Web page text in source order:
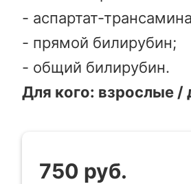
- аспартат-
- прямой билирубин;
- общий билирубин.
Для кого: взрослые /
750 руб.